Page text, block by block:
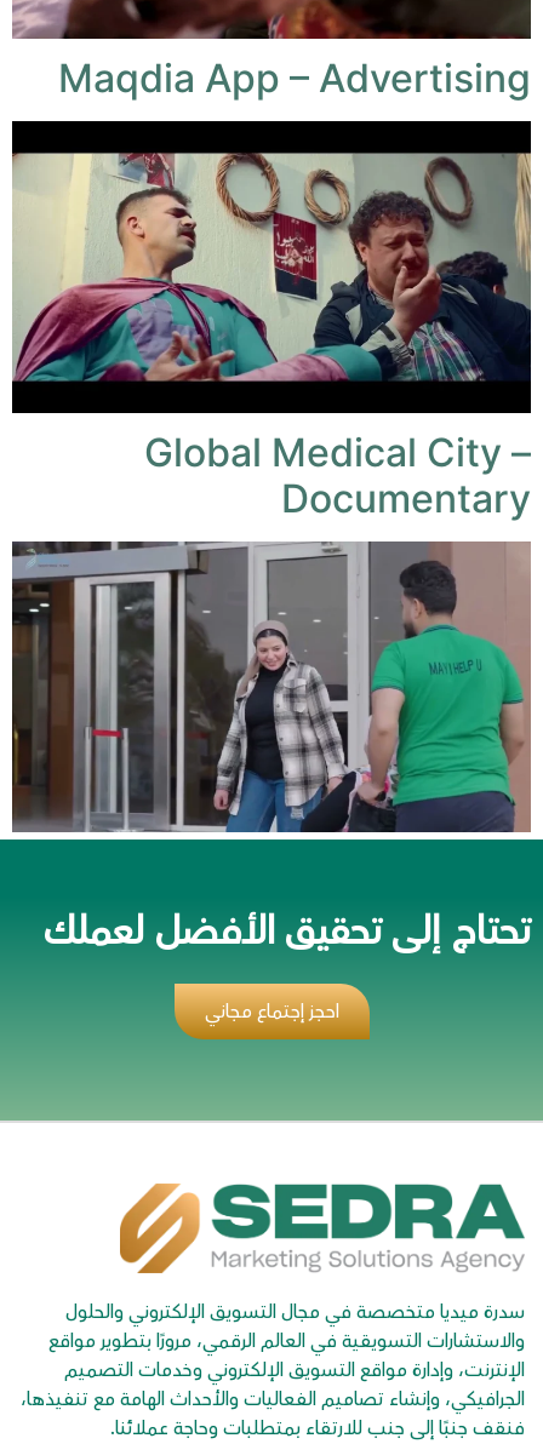
Maqdia App – Advertising
Global Medical City –
Documentary
تحتاج إلى تحقيق الأفضل لعملك
احجز إجتماع مجاني
سدرة ميديا متخصصة في مجال التسويق الإلكتروني والحلول
والاستشارات التسويقية في العالم الرقمي، مرورًا بتطوير مواقع
الإنترنت، وإدارة مواقع التسويق الإلكتروني وخدمات التصميم
الجرافيكي، وإنشاء تصاميم الفعاليات والأحداث الهامة مع تنفيذها،
فنقف جنبًا إلى جنب للارتقاء بمتطلبات وحاجة عملائنا.